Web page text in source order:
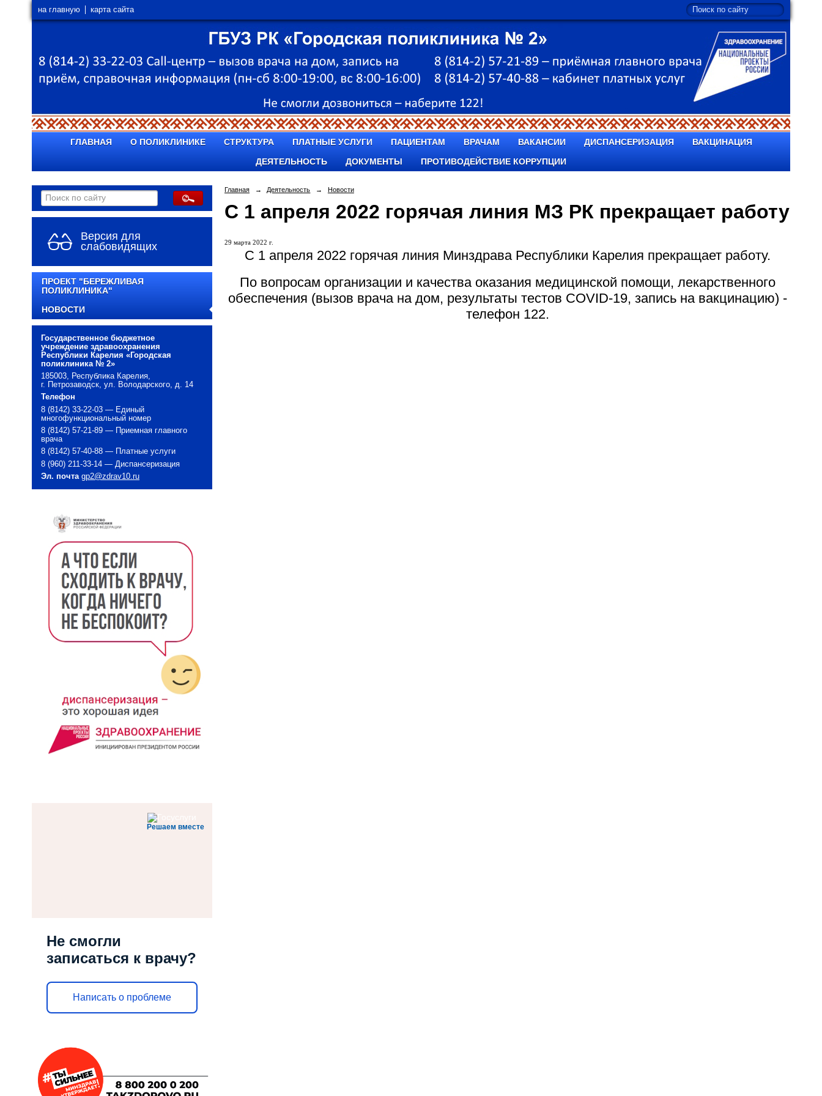
на главную карта сайта
ГЛАВНАЯ О ПОЛИКЛИНИКЕ СТРУКТУРА ПЛАТНЫЕ УСЛУГИ ПАЦИЕНТАМ ВРАЧАМ ВАКАНСИИ ДИСПАНСЕРИЗАЦИЯ ВАКЦИНАЦИЯ
ДЕЯТЕЛЬНОСТЬ ДОКУМЕНТЫ ПРОТИВОДЕЙСТВИЕ КОРРУПЦИИ
Версия для
слабовидящих
ПРОЕКТ "БЕРЕЖЛИВАЯ
ПОЛИКЛИНИКА"
НОВОСТИ
Государственное бюджетное
учреждение здравоохранения
Республики Карелия «Городская
поликлиника № 2»
185003, Республика Карелия,
г. Петрозаводск, ул. Володарского, д. 14
Телефон
8 (8142) 33-22-03 — Единый
многофункциональный номер
8 (8142) 57-21-89 — Приемная главного
врача
8 (8142) 57-40-88 — Платные услуги
8 (960) 211-33-14 — Диспансеризация
Эл. почта gp2@zdrav10.ru
Решаем вместе
Не смогли
записаться к врачу?
Написать о проблеме
Главная → Деятельность → Новости
С 1 апреля 2022 горячая линия МЗ РК прекращает работу
29 марта 2022 г.
С 1 апреля 2022 горячая линия Минздрава Республики Карелия прекращает работу.
По вопросам организации и качества оказания медицинской помощи, лекарственного
обеспечения (вызов врача на дом, результаты тестов COVID-19, запись на вакцинацию) -
телефон 122.